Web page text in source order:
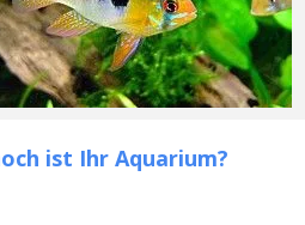
ist Ihr Aquarium?